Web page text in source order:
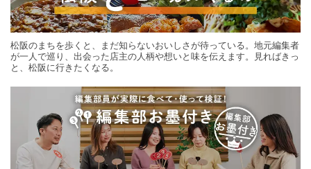
松阪のまちを歩くと、まだ知らないおいしさが待っている。地元編集者
が一人で巡り、出会った店主の人柄や想いと味を伝えます。見ればきっ
と、松阪に行きたくなる。